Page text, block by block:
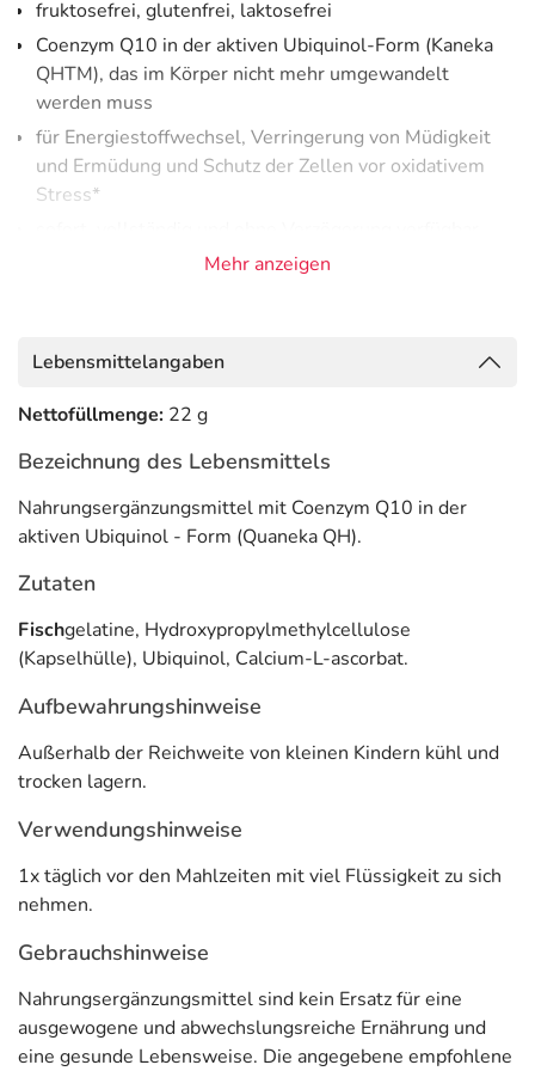
fruktosefrei, glutenfrei, laktosefrei
Coenzym Q10 in der aktiven Ubiquinol-Form (Kaneka
QHTM), das im Körper nicht mehr umgewandelt
werden muss
für Energiestoffwechsel, Verringerung von Müdigkeit
und Ermüdung und Schutz der Zellen vor oxidativem
Stress*
kombiniert mit dem Antioxidans Vitamin C*
vitaminähnliche Substanzen
zumeist selbst bilden. Wir können sie aber auch über die
Nahrung zu uns nehmen.
Coenzym Q10 existiert in zwei Formen, als Ubiquinon und
Ubiquinol. Coenzym Q10 in Form von Ubiquinon muss im
Körper erst in die aktive Form Ubiquinol umgewandelt
Umwandlungsschritte zur Verfügung steht
Ubiquinol wirdder patentierte Qualitäts-Rohstoff
Kaneka Ubiquinoleingesetzt, ein100% reines,
denEnergiestoffwechsel zu unterstützenund zum
Schutz der Zellen vor oxidativem Stress.
* Vitamin C trägt zueinem normalen Energiestoffwechsel
Zellen vor oxidativem Stress zu schützen.
Anwendung
Täglich 1 Kapsel mit viel Flüssigkeit zu einer Mahlzeit
verzehren.
Inhaltsstoffe pro Tagesdosis 1 Kapsel
Mehr anzeigen
Lebensmittelangaben
Nettofüllmenge: 22 g
Bezeichnung des Lebensmittels
Nahrungsergänzungsmittel mit Coenzym Q10 in der
aktiven Ubiquinol - Form (Quaneka QH).
Zutaten
Fischgelatine, Hydroxypropylmethylcellulose
(Kapselhülle), Ubiquinol, Calcium-L-ascorbat.
Aufbewahrungshinweise
Außerhalb der Reichweite von kleinen Kindern kühl und
trocken lagern.
Verwendungshinweise
1x täglich vor den Mahlzeiten mit viel Flüssigkeit zu sich
nehmen.
Gebrauchshinweise
Nahrungsergänzungsmittel sind kein Ersatz für eine
ausgewogene und abwechslungsreiche Ernährung und
eine gesunde Lebensweise. Die angegebene empfohlene